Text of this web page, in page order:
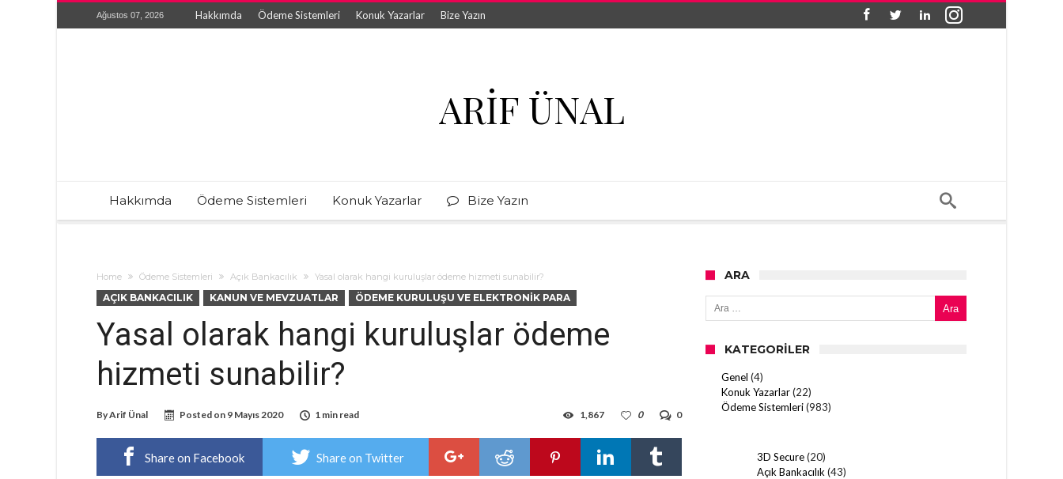
Ağustos 07, 2026 Hakkımda Ödeme Sistemleri Konuk Yazarlar Bize Yazın
ARIF ÜNAL
Hakkımda Ödeme Sistemleri Konuk Yazarlar Bize Yazın
Home Ödeme Sistemleri Açık Bankacılık Yasal olarak hangi kuruluşlar ödeme hizmeti sunabilir?
AÇIK BANKACILIK KANUN VE MEVZUATLAR ÖDEME KURULUŞU VE ELEKTRONIK PARA
Yasal olarak hangi kuruluşlar ödeme
hizmeti sunabilir?
ByArif Ünal Posted on 9 Mayıs 2020 1 min read 0
0
1,867
Share on Facebook Share on Twitter
ARA
Arama:
KATEGORILER
Genel (4)
Konuk Yazarlar(22)
Ödeme Sistemleri(983)
3D Secure(20)
Açık Bankacılık (43)